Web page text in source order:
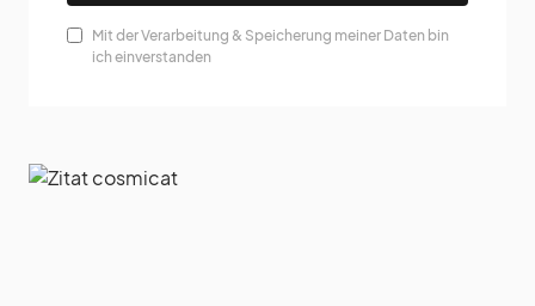
Mit der Verarbeitung & Speicherung meiner Daten bin
ich einverstanden